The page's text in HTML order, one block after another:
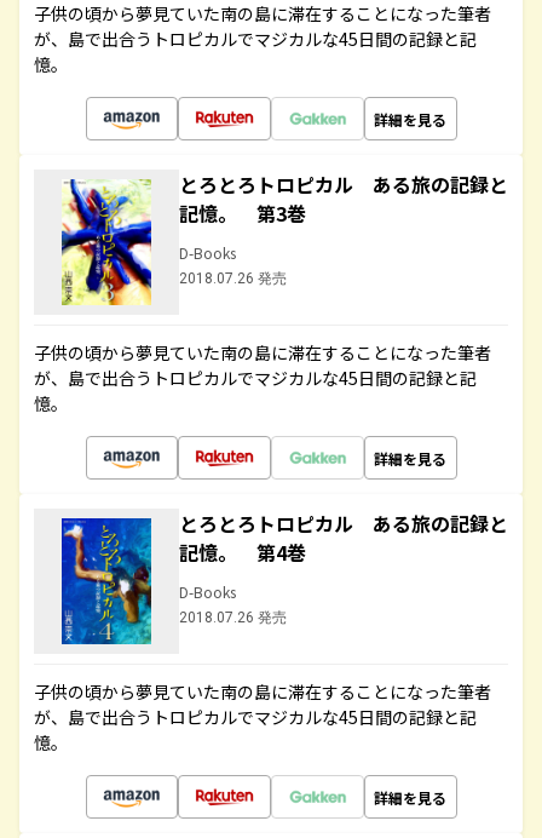
子供の頃から夢見ていた南の島に滞在することになった筆者
が、島で出合うトロピカルでマジカルな45日間の記録と記
憶。
詳細を見る
とろとろトロピカル ある旅の記録と
記憶。 第3巻
D-Books
2018.07.26 発売
子供の頃から夢見ていた南の島に滞在することになった筆者
が、島で出合うトロピカルでマジカルな45日間の記録と記
憶。
詳細を見る
とろとろトロピカル ある旅の記録と
記憶。 第4巻
D-Books
2018.07.26 発売
子供の頃から夢見ていた南の島に滞在することになった筆者
が、島で出合うトロピカルでマジカルな45日間の記録と記
憶。
詳細を見る